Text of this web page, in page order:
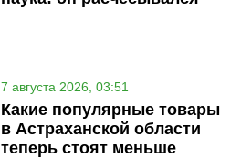
7 августа 2026, 03:51
Какие популярные товары
в Астраханской области
теперь стоят меньше